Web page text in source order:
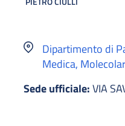
Dipartimento di
Medica,
Sede ufficiale:VIA